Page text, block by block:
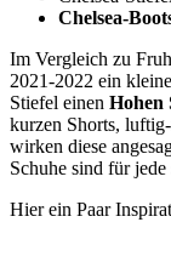
Chelsea-
Im Vergleich zu
2021-2022 ein
Stiefel einen Hohen
kurzen Shorts,
wirken diese
Schuhe sind für
Hier ein Paar